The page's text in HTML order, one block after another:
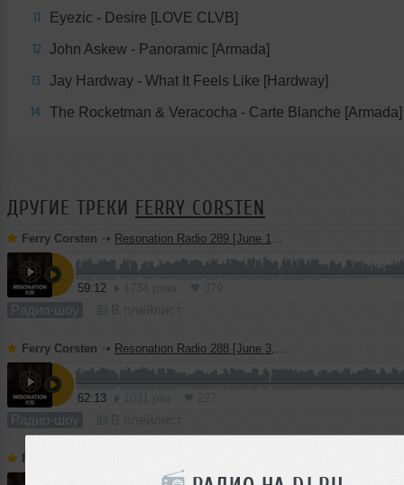
11 Eyezic - Desire [LOVE CLVB]
12 John Askew - Panoramic [Armada]
13 Jay Hardway - What It Feels Like [Hardway]
14 The Rocketman & Veracocha - Carte Blanche [Armada]
ДРУГИЕ ТРЕКИ FERRY CORSTEN
Ferry Corsten ➝ Resonation Radio 289 [June 10, 2026]
59:12
Радио-шоу
Ferry Corsten ➝ Resonation Radio 288 [June 3, 2026]
62:13
Радио-шоу
Ferry Corsten